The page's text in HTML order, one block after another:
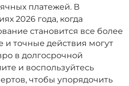
платежей. В
2026 года, когда
становится все более
и точные действия могут
в долгосрочной
и воспользуйтесь
чтобы упорядочить